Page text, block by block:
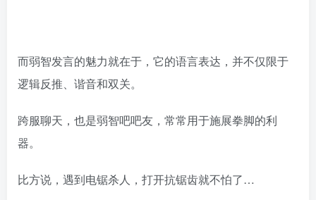
而弱智发言的魅力就在于，它的语言表达，并不仅限于
逻辑反推、谐音和双关。
跨服聊天，也是弱智吧吧友，常常用于施展拳脚的利
器。
比方说，遇到电锯杀人，打开抗锯齿就不怕了…